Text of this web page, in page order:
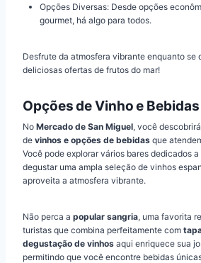
Opções Diversas: Desde opções
gourmet, há algo para todos.
Desfrute da atmosfera vibrante enquanto se
deliciosas ofertas de frutos do mar!
Opções de Vinho e Bebidas
No Mercado de San Miguel, você
de vinhos e opções de bebidas que
Você pode explorar vários bares dedicados
degustar uma ampla seleção de vinhos
aproveita a atmosfera vibrante.
Não perca a popular sangria, uma favorita
turistas que combina perfeitamente com
degustação de vinhos aqui enriquece sua
permitindo que você encontre bebidas